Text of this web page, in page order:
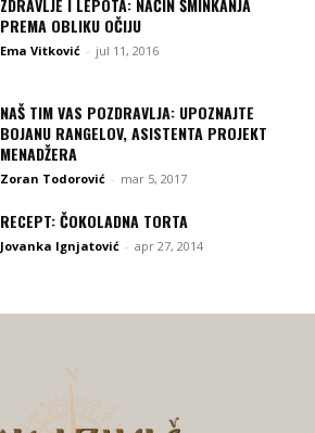
ZDRAVLJE I LEPOTA: NAČIN ŠMINKANJA
PREMA OBLIKU OČIJU
Ema Vitković - jul 11, 2016
NAŠ TIM VAS POZDRAVLJA: UPOZNAJTE
BOJANU RANGELOV, ASISTENTA PROJEKT
MENADŽERA
Zoran Todorović - mar 5, 2017
RECEPT: ČOKOLADNA TORTA
Jovanka Ignjatović - apr 27, 2014